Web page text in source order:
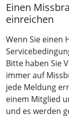
Einen
einreichen
Wenn Sie einen
Bitte haben Sie
immer auf
jede Meldung
einem Mitglied
und es werden